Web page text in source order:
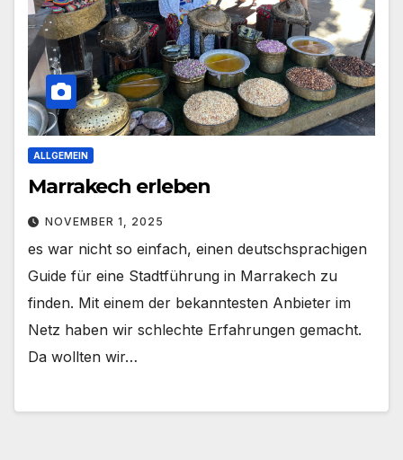
ALLGEMEIN
Marrakech erleben
NOVEMBER 1, 2025
es war nicht so einfach, einen deutschsprachigen
Guide für eine Stadtführung in Marrakech zu
finden. Mit einem der bekanntesten Anbieter im
Netz haben wir schlechte Erfahrungen gemacht.
Da wollten wir…